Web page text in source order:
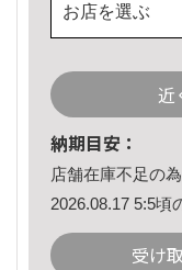
お店を選ぶ
近
納期目安：
店舗在庫不足の
2026.08.17 5:5頃
受け